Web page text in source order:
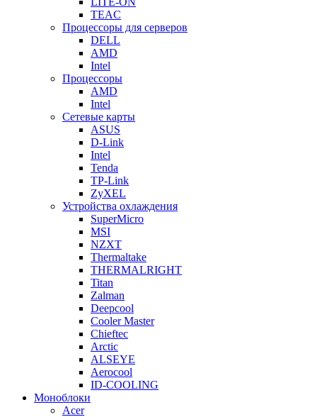
TEAC
Процессоры для серверов
DELL
AMD
Intel
Процессоры
AMD
Intel
Сетевые карты
ASUS
D-Link
Intel
Tenda
TP-Link
ZyXEL
Устройства охлаждения
SuperMicro
MSI
NZXT
Thermaltake
THERMALRIGHT
Titan
Zalman
Deepcool
Cooler Master
Chieftec
Arctic
ALSEYE
Aerocool
ID-COOLING
Моноблоки
Acer